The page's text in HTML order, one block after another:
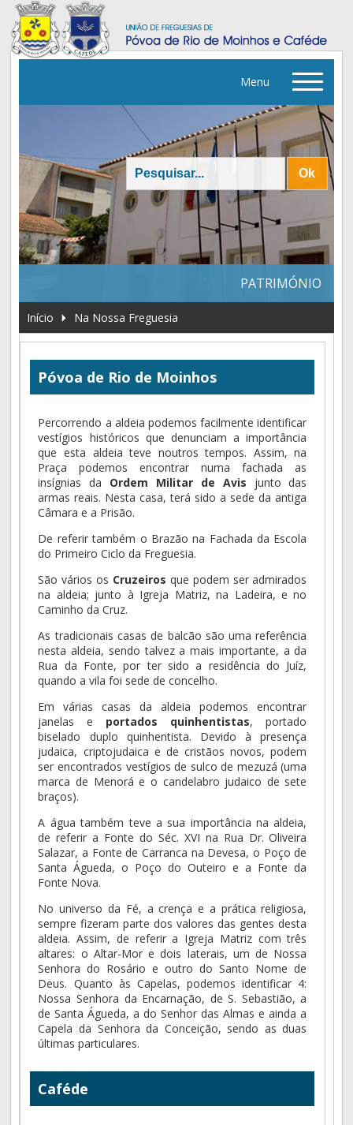
Menu
PATRIMÓNIO
Início Na Nossa Freguesia
Póvoa de Rio de Moinhos
Percorrendo a aldeia podemos facilmente identificar
vestígios históricos que denunciam a importância
que esta aldeia teve noutros tempos. Assim, na
Praça podemos encontrar numa fachada as
insígnias da Ordem Militar de Avis junto das
armas reais. Nesta casa, terá sido a sede da antiga
Câmara e a Prisão.
De referir também o Brazão na Fachada da Escola
do Primeiro Ciclo da Freguesia.
São vários os Cruzeiros que podem ser admirados
na aldeia; junto à Igreja Matriz, na Ladeira, e no
Caminho da Cruz.
As tradicionais casas de balcão são uma referência
nesta aldeia, sendo talvez a mais importante, a da
Rua da Fonte, por ter sido a residência do Juíz,
quando a vila foi sede de concelho.
Em várias casas da aldeia podemos encontrar
janelas e portados quinhentistas, portado
biselado duplo quinhentista. Devido à presença
judaica, criptojudaica e de cristãos novos, podem
ser encontrados vestígios de sulco de mezuzá (uma
marca de Menorá e o candelabro judaico de sete
braços).
A água também teve a sua importância na aldeia,
de referir a Fonte do Séc. XVI na Rua Dr. Oliveira
Salazar, a Fonte de Carranca na Devesa, o Poço de
Santa Águeda, o Poço do Outeiro e a Fonte da
Fonte Nova.
No universo da Fé, a crença e a prática religiosa,
sempre fizeram parte dos valores das gentes desta
aldeia. Assim, de referir a Igreja Matriz com três
altares: o Altar-Mor e dois laterais, um de Nossa
Senhora do Rosário e outro do Santo Nome de
Deus. Quanto às Capelas, podemos identificar 4:
Nossa Senhora da Encarnação, de S. Sebastião, a
de Santa Águeda, a do Senhor das Almas e ainda a
Capela da Senhora da Conceição, sendo as duas
últimas particulares.
Caféde